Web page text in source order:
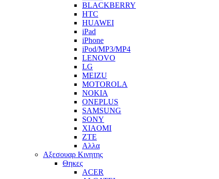
BLACKBERRY
HTC
HUAWEI
iPad
iPhone
iPod/MP3/MP4
LENOVO
LG
MEIZU
MOTOROLA
NOKIA
ONEPLUS
SAMSUNG
SONY
XIAOMI
ZTE
Αλλα
Αξεσουαρ Κινητης
Θηκες
ACER